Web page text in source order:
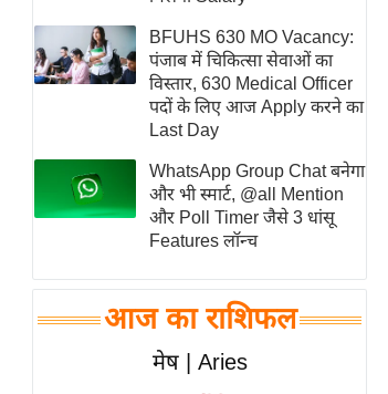
आर.
आई.
चाय पर
समीक्षा
धर्म
ज्योतिष
धर्मस्थल
व्रत
BFUHS 630 MO Vacancy:
पंजाब में चिकित्सा सेवाओं का
विस्तार, 630 Medical Officer
पदों के लिए आज Apply करने का
Last Day
WhatsApp Group Chat बनेगा
और भी स्मार्ट, @all Mention
और Poll Timer जैसे 3 धांसू
Features लॉन्च
आज का राशिफल
मेष | Aries